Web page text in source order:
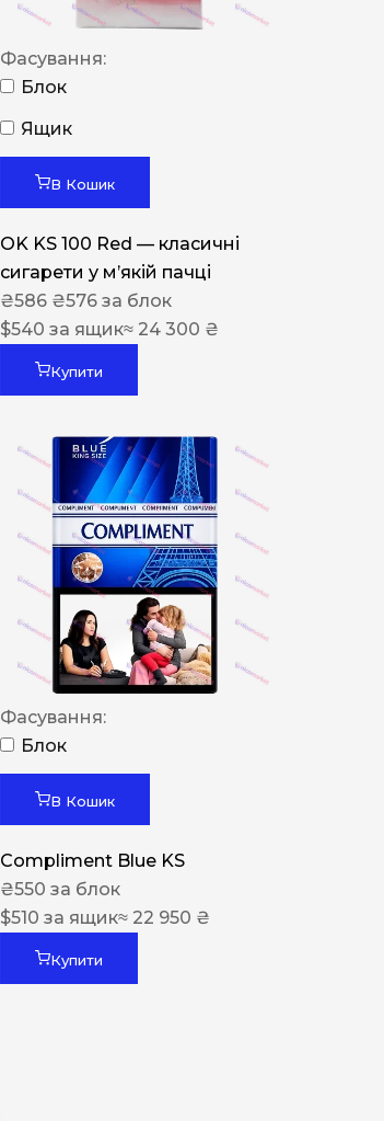
Фасування:
Блок
Ящик
В Кошик
OK KS 100 Red — класичні
сигарети у м’якій пачці
₴586 ₴576 за блок
$540 за ящик≈ 24 300 ₴
Купити
Фасування:
Блок
В Кошик
Compliment Blue KS
₴550 за блок
$510 за ящик≈ 22 950 ₴
Купити